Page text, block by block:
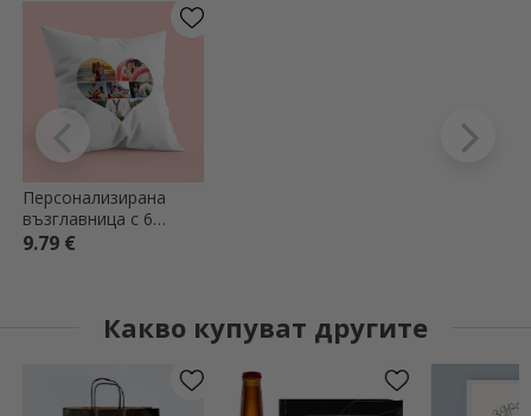
Персонализирана
възглавница с 6
снимки във формата
9.79 €
Какво купуват другите